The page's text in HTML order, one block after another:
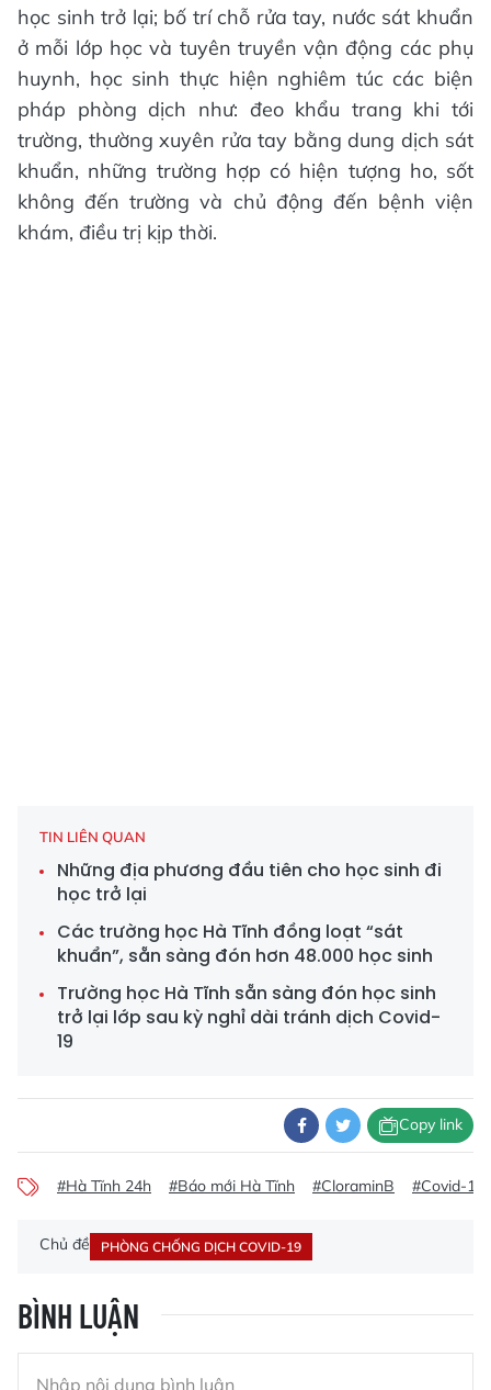
học sinh trở lại; bố trí chỗ rửa tay, nước sát khuẩn
ở mỗi lớp học và tuyên truyền vận động các phụ
huynh, học sinh thực hiện nghiêm túc các biện
pháp phòng dịch như: đeo khẩu trang khi tới
trường, thường xuyên rửa tay bằng dung dịch sát
khuẩn, những trường hợp có hiện tượng ho, sốt
không đến trường và chủ động đến bệnh viện
khám, điều trị kịp thời.
TIN LIÊN QUAN
Những địa phương đầu tiên cho học sinh đi
học trở lại
Các trường học Hà Tĩnh đồng loạt “sát
khuẩn”, sẵn sàng đón hơn 48.000 học sinh
Trường học Hà Tĩnh sẵn sàng đón học sinh
trở lại lớp sau kỳ nghỉ dài tránh dịch Covid-
19
Copy link
#Hà Tĩnh 24h #Báo mới Hà Tĩnh #CloraminB #Covid-19
Chủ đề PHÒNG CHỐNG DỊCH COVID-19
BÌNH LUẬN